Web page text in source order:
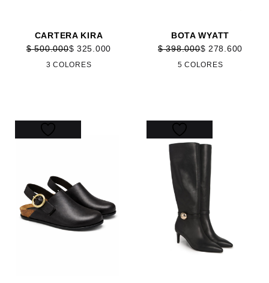
CARTERA KIRA
$ 325.000
$500.000
3 COLORES
BOTA WYATT
$ 278.600
$398.000
5 COLORES